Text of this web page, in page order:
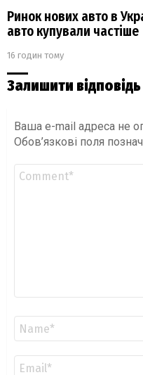
Ринок нових авто в
авто купували частіше
16 годин тому
Залишити відповідь
Ваша e-mail адреса не
Обов’язкові поля
Коментар